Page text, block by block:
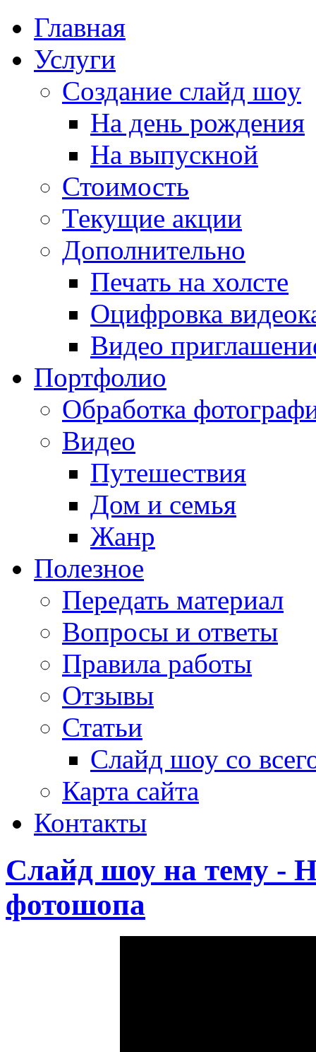
Главная
Услуги
Создание слайд шоу
На день рождения
На выпускной
Стоимость
Текущие акции
Дополнительно
Печать на холсте
Оцифровка
Видео
Портфолио
Обработка
Видео
Путешествия
Дом и семья
Жанр
Полезное
Передать материал
Вопросы и ответы
Правила работы
Отзывы
Статьи
Слайд шоу со
Карта сайта
Контакты
Слайд шоу на тему -
фотошопа